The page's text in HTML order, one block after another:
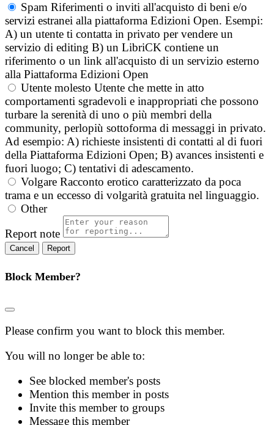
Spam Riferimenti o inviti all'acquisto di beni e/o
servizi estranei alla piattaforma Edizioni Open. Esempi:
A) un utente ti contatta in privato per vendere un
servizio di editing B) un LibriCK contiene un
riferimento o un link all'acquisto di un servizio esterno
alla Piattaforma Edizioni Open
Utente molesto Utente che mette in atto
comportamenti sgradevoli e inappropriati che possono
turbare la serenità di uno o più membri della
community, perlopiù sottoforma di messaggi in privato.
Ad esempio: A) richieste insistenti di contatti al di fuori
della Piattaforma Edizioni Open; B) avances insistenti e
fuori luogo; C) tentativi di adescamento.
Volgare Racconto erotico caratterizzato da poca
trama e un eccesso di volgarità gratuita nel linguaggio.
Other
Report note
Report
Block Member?
Please confirm you want to block this member.
You will no longer be able to:
See blocked member's posts
Mention this member in posts
Invite this member to groups
Message this member